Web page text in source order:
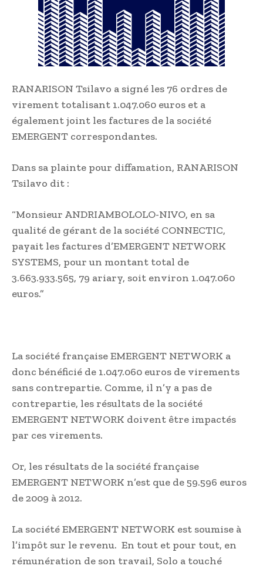
RANARISON Tsilavo a signé les 76 ordres de
virement totalisant 1.047.060 euros et a
également joint les factures de la société
EMERGENT correspondantes.
Dans sa plainte pour diffamation, RANARISON
Tsilavo dit :
“Monsieur ANDRIAMBOLOLO-NIVO, en sa
qualité de gérant de la société CONNECTIC,
payait les factures d’EMERGENT NETWORK
SYSTEMS, pour un montant total de
3.663.933.565, 79 ariary, soit environ 1.047.060
euros.”
La société française EMERGENT NETWORK a
donc bénéficié de 1.047.060 euros de virements
sans contrepartie. Comme, il n’y a pas de
contrepartie, les résultats de la société
EMERGENT NETWORK doivent être impactés
par ces virements.
Or, les résultats de la société française
EMERGENT NETWORK n’est que de 59.596 euros
de 2009 à 2012.
La société EMERGENT NETWORK est soumise à
l’impôt sur le revenu. En tout et pour tout, en
rémunération de son travail, Solo a touché